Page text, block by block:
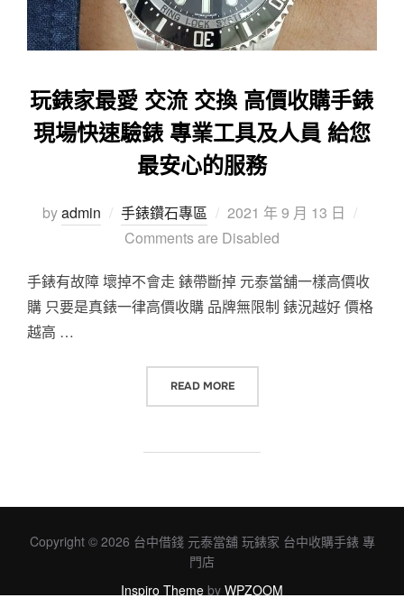
玩錶家最愛 交流 交換 高價收購手錶
現場快速驗錶 專業工具及人員 給您
最安心的服務
byadmin 手錶鑽石專區
Posted
on
2021 年 9 月 13 日
Comments are Disabled
手錶有故障 壞掉不會走 錶帶斷掉 元泰當舖一樣高價收
購 只要是真錶一律高價收購 品牌無限制 錶況越好 價格
越高 …
READ MORE“玩錶家最愛 交流 交換 高價收購
Copyright © 2026 台中借錢 元泰當舖 玩錶家 台中收購手錶 專
門店
Inspiro Theme by WPZOOM